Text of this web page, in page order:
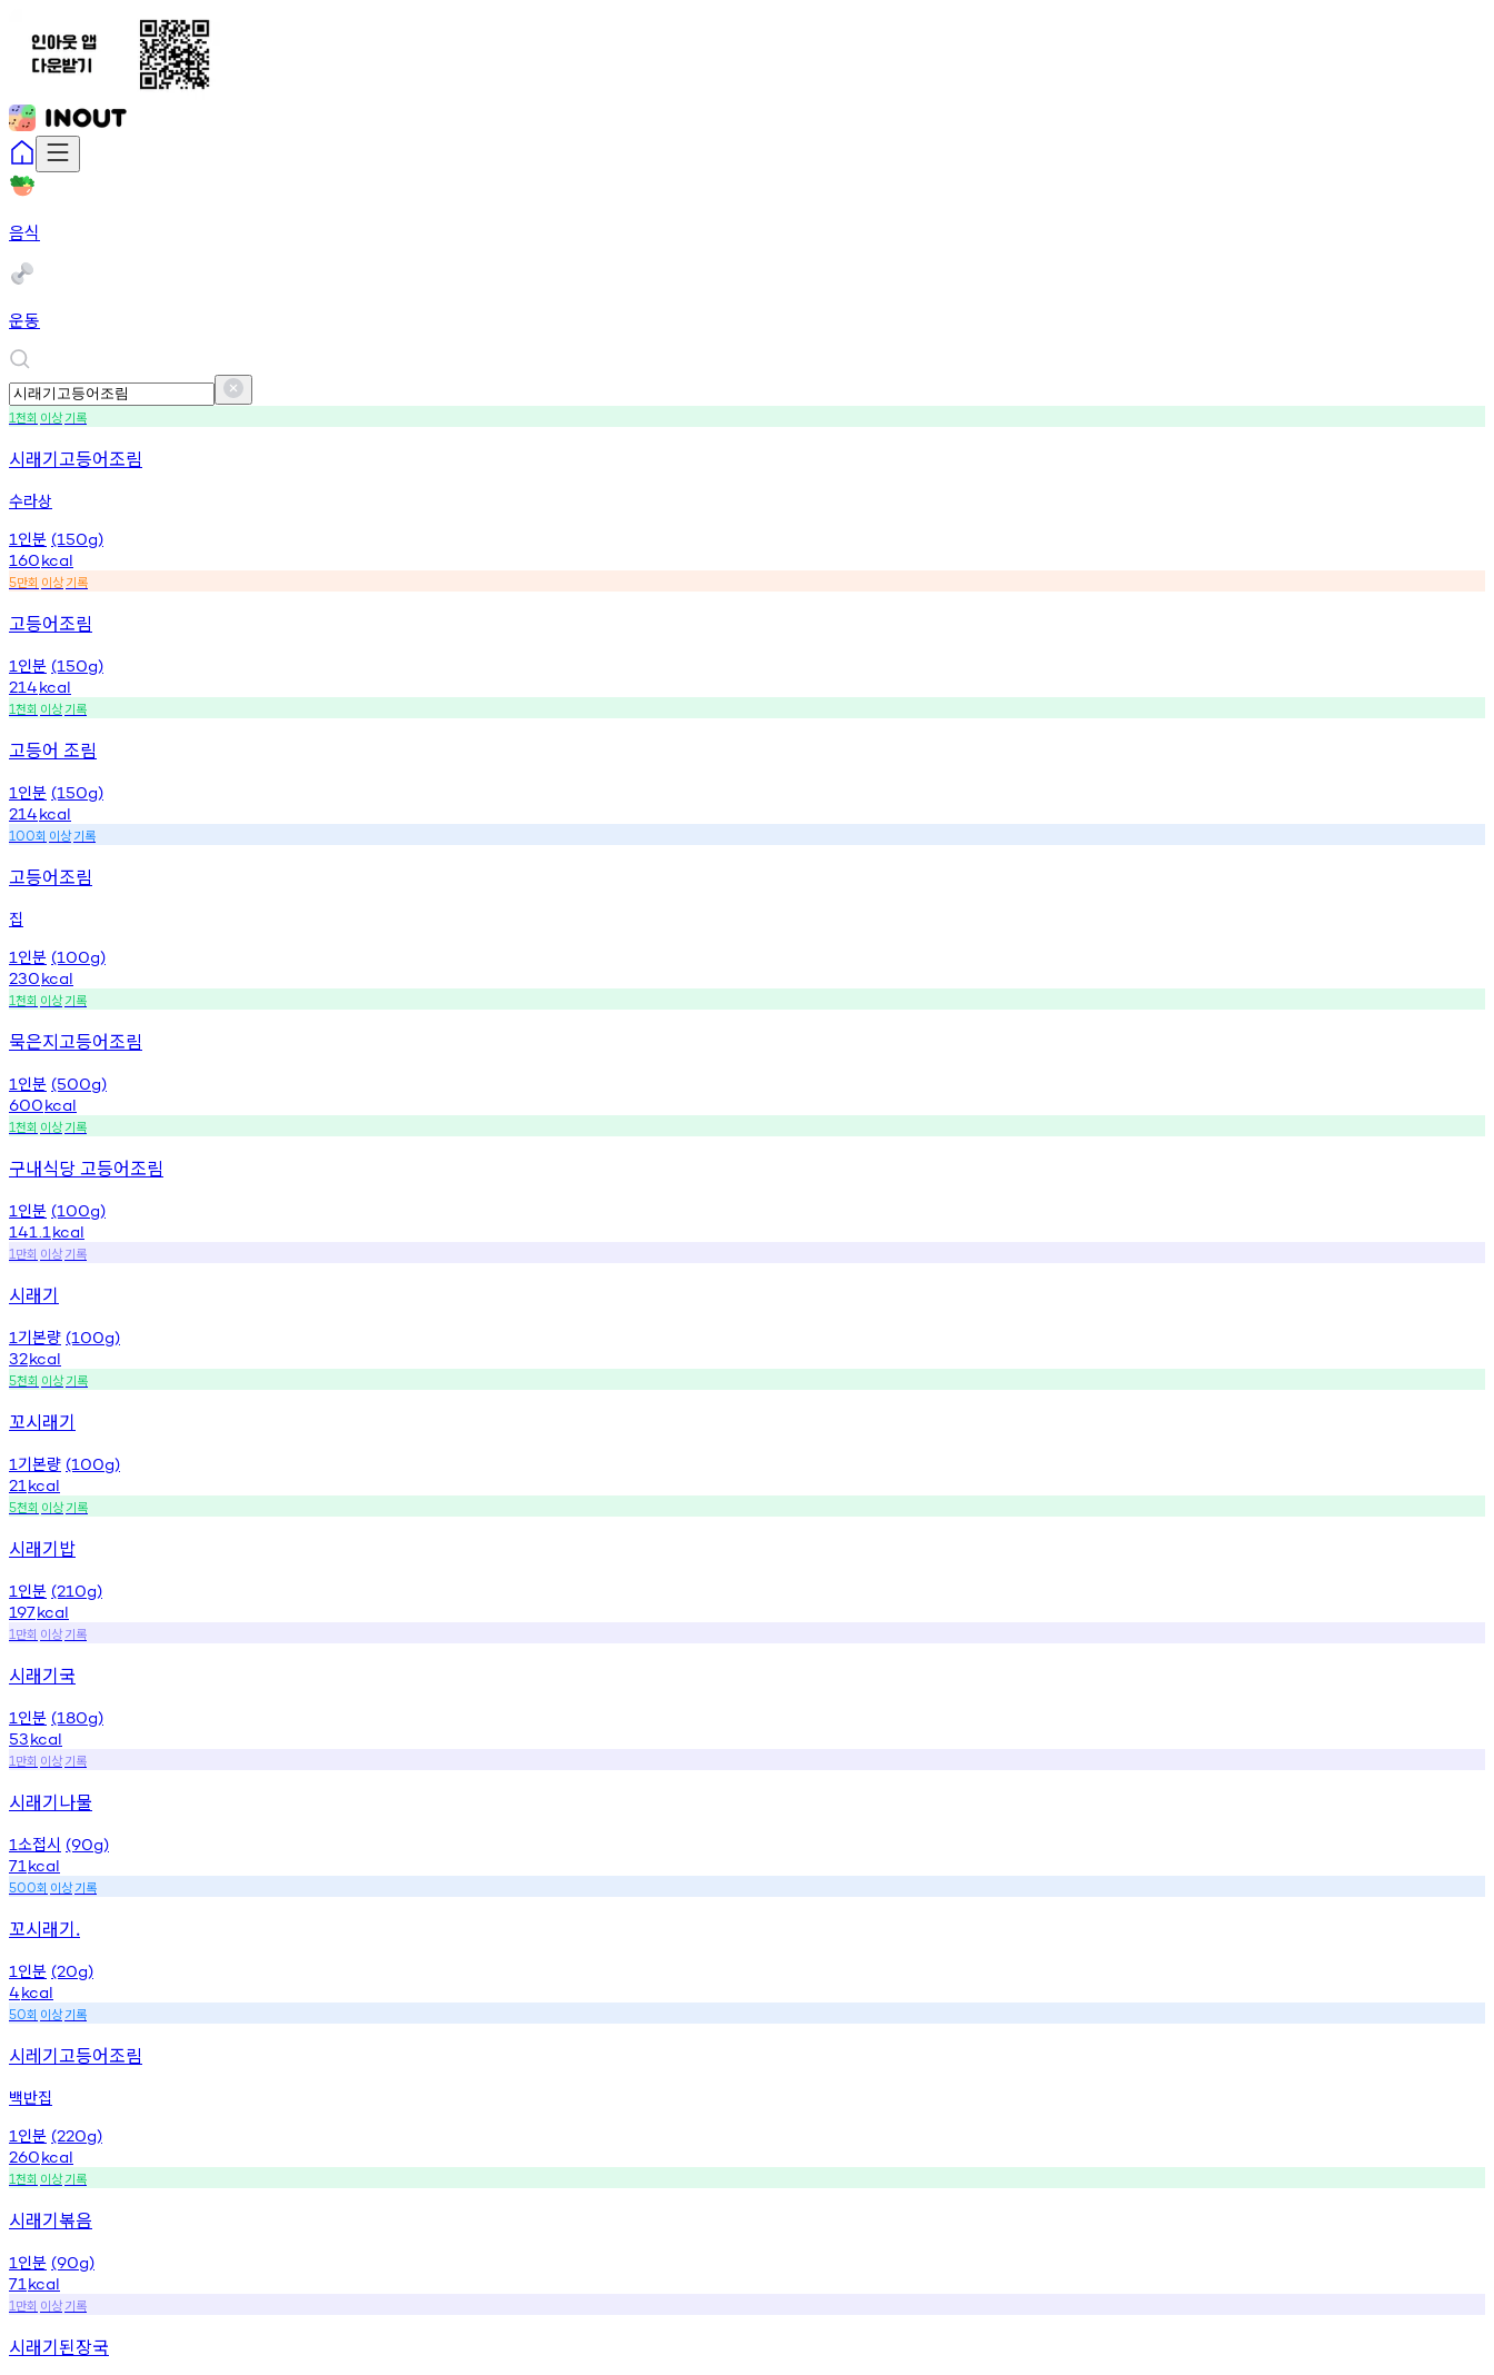
음식
운동
1천회 이상기록
시래기고등어조림
수라상
1 인분 (150g)
160kcal
5만회 이상기록
고등어조림
1 인분 (150g)
214kcal
1천회 이상기록
고등어 조림
1 인분 (150g)
214kcal
100회 이상기록
고등어조림
집
1 인분 (100g)
230kcal
1천회 이상기록
묵은지고등어조림
1 인분 (500g)
600kcal
1천회 이상기록
구내식당 고등어조림
1 인분 (100g)
141.1 kcal
1 만회 이상기록
시래기
1 기본량 (100g)
32kcal
5천회 이상기록
꼬시래기
1 기본량 (100g)
21 kcal
5천회 이상기록
시래기밥
1 인분 (210g)
197kcal
1 만회 이상기록
시래기국
1 인분 (180g)
53kcal
1 만회 이상기록
시래기나물
1소접시 (90g)
71 kcal
500회 이상기록
꼬시래기.
1 인분 (20g)
4kcal
50회 이상기록
시레기고등어조림
백반집
1 인분 (220g)
260kcal
1천회 이상기록
시래기볶음
1 인분 (90g)
71 kcal
1 만회 이상기록
시래기된장국